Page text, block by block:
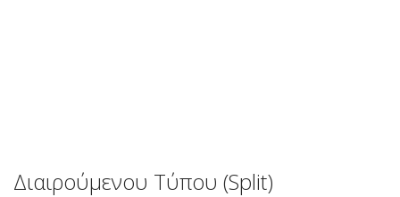
Διαιρούμενου Τύπου (Split)